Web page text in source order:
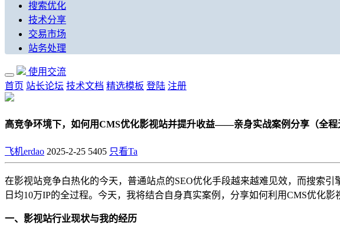
搜索优化
技术分享
交易市场
站务处理
使用交流
首页 站长论坛 技术文档 精选模板 登陆 注册
高竞争环境下，如何用CMS优化影视站并提升收益——亲身实战案例分享（全程
飞机erdao 2025-2-25 5405 只看Ta
在影视站竞争白热化的今天，普通站点的SEO优化手段越来越难见效，而搜索
日均10万IP的全过程。今天，我将结合自身真实案例，分享如何利用CMS优化
一、影视站行业现状与我的经历